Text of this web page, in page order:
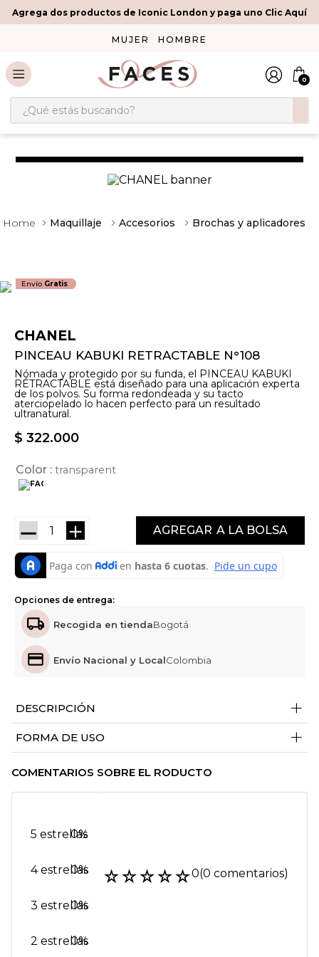
Agrega dos productos de Iconic London y paga uno Clic Aquí
MUJER HOMBRE
0
¿Qué estás buscando?
Maquillaje Accesorios Brochas y aplicadores
Envío Gratis
CHANEL
PINCEAU KABUKI RETRACTABLE N°108
Nómada y protegido por su funda, el PINCEAU KABUKI
RÉTRACTABLE está diseñado para una aplicación experta
de los polvos. Su forma redondeada y su tacto
aterciopelado lo hacen perfecto para un resultado
ultranatural.
$ 322.000
Color transparent
＋
－ AGREGAR
Opciones de entrega:
Recogida en tiendaBogotá
Envío Nacional y LocalColombia
DESCRIPCIÓN +
FORMA DE USO +
COMENTARIOS SOBRE EL RODUCTO
☆☆☆☆☆0(0 comentarios)
5 estrellas
0%
4 estrellas
0%
3 estrellas
0%
2 estrellas
0%